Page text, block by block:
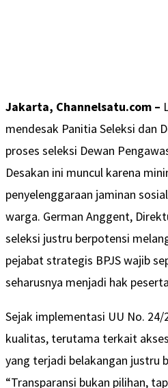
Jakarta, Channelsatu.com –
mendesak Panitia Seleksi dan
proses seleksi Dewan
Desakan ini muncul karena
penyelenggaraan jaminan
warga. German Anggent,
seleksi justru berpotensi
pejabat strategis BPJS wajib
seharusnya menjadi hak
Sejak implementasi UU No.
kualitas, terutama terkait
yang terjadi belakangan justru
“Transparansi bukan pilihan,